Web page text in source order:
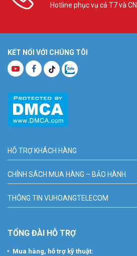
Hotline phục vụ cả T7 và CN
KẾT NỐI VỚI CHÚNG TÔI
HỖ TRỢ KHÁCH HÀNG
CHÍNH SÁCH MUA HÀNG – BẢO HÀNH
THÔNG TIN VUHOANGTELECOM
TỔNG ĐÀI HỖ TRỢ
Mua hàng, hỗ trợ kỹ thuật: